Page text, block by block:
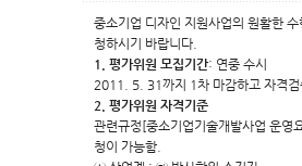
중소기업 디자인 지원사업의 원활한
청하시기 바랍니다.
1. 평가위원 모집기간: 연중 수시
2011. 5. 31까지 1차 마감하고 자격검
2. 평가위원 자격기준
관련규정[중소기업기술개발사업 운영
청이 가능함.